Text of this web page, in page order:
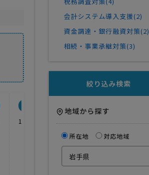
1967年
得意業界
建設業
飲食業
会計システム導入支援(2)
資金調達・銀行融資対策(2)
相続・事業承継対策(3)
絞り込み検索
地域から探す
所在地 対応地域